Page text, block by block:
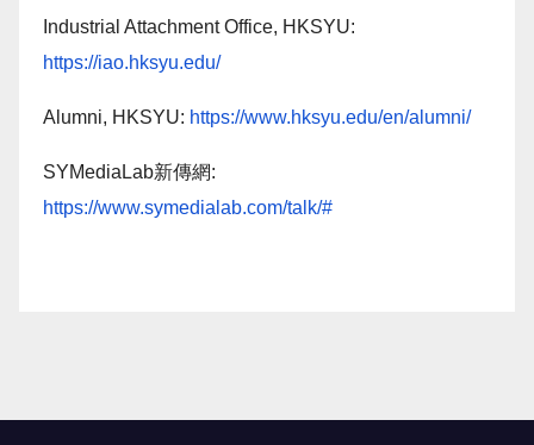
Industrial Attachment Office, HKSYU:
https://iao.hksyu.edu/
Alumni, HKSYU: https://www.hksyu.edu/en/alumni/
SYMediaLab新傳網:
https://www.symedialab.com/talk/#